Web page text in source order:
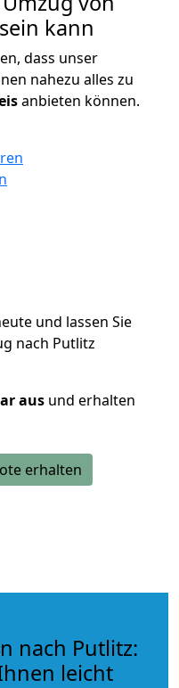
kann
dass unser
nahezu alles zu
anbieten können.
und lassen Sie
nach Putlitz
aus und erhalten
erhalten
nach Putlitz:
leicht